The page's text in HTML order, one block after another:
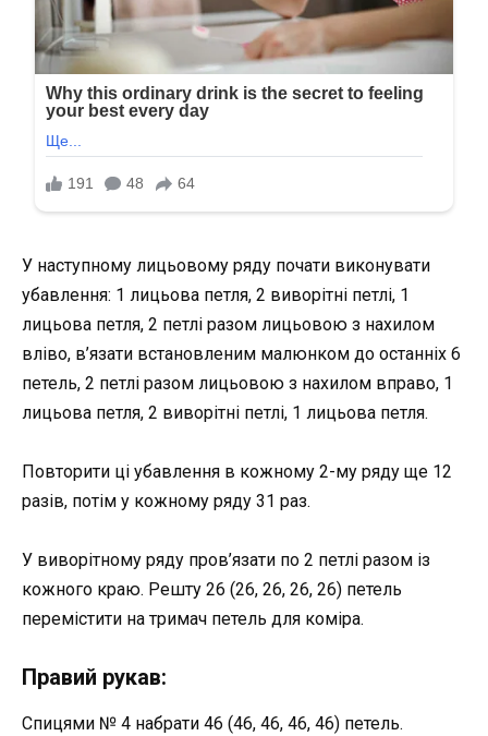
У наступному лицьовому ряду почати виконувати
убавлення: 1 лицьова петля, 2 виворітні петлі, 1
лицьова петля, 2 петлі разом лицьовою з нахилом
вліво, в’язати встановленим малюнком до останніх 6
петель, 2 петлі разом лицьовою з нахилом вправо, 1
лицьова петля, 2 виворітні петлі, 1 лицьова петля.
Повторити ці убавлення в кожному 2-му ряду ще 12
разів, потім у кожному ряду 31 раз.
У виворітному ряду пров’язати по 2 петлі разом із
кожного краю. Решту 26 (26, 26, 26, 26) петель
перемістити на тримач петель для коміра.
Правий рукав:
Спицями № 4 набрати 46 (46, 46, 46, 46) петель.